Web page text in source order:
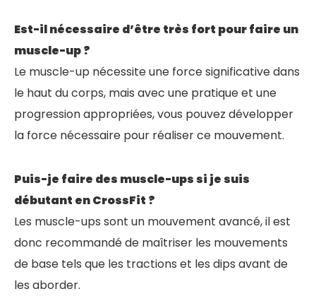
Est-il nécessaire d’être très fort pour faire un
muscle-up ?
Le muscle-up nécessite une force significative dans
le haut du corps, mais avec une pratique et une
progression appropriées, vous pouvez développer
la force nécessaire pour réaliser ce mouvement.
Puis-je faire des muscle-ups si je suis
débutant en CrossFit ?
Les muscle-ups sont un mouvement avancé, il est
donc recommandé de maîtriser les mouvements
de base tels que les tractions et les dips avant de
les aborder.